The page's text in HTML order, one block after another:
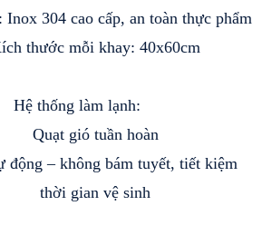
Inox 304 cao cấp, an toàn thực phẩm
thước mỗi khay: 40x60cm
Hệ thống làm lạnh:
Quạt gió tuần hoàn
động – không bám tuyết, tiết kiệm
thời gian vệ sinh